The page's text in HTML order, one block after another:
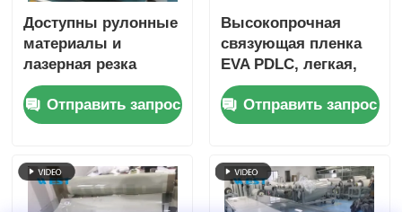
Доступны рулонные
материалы и
лазерная резка
специальных форм
с настраиваемыми
электродами VLT
пленкой PDLC
Отправить запрос
Высокопрочная
связующая пленка
EVA PDLC, легкая,
солнцезащитная,
легкая очистка
Отправить запрос